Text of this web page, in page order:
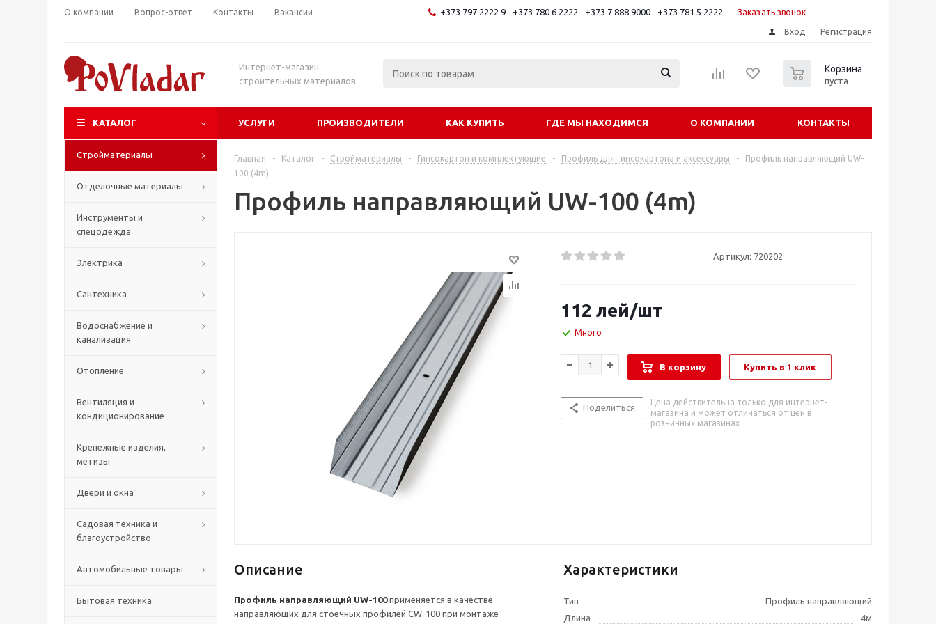
О компании Вопрос-ответ Контакты Вакансии +373 797 2222 9 +373 780 6 2222 +373 7 888 9000 +373 781 5 2222 Заказать звонок
Вход Регистрация
Интернет-магазин
строительных материалов
Корзина
пуста
КАТАЛОГ УСЛУГИ ПРОИЗВОДИТЕЛИ КАК КУПИТЬ ГДЕ МЫ НАХОДИМСЯ О КОМПАНИИ КОНТАКТЫ
Стройматериалы
Отделочные материалы
Инструменты и
спецодежда
Электрика
Сантехника
Водоснабжение и
канализация
Отопление
Вентиляция и
кондиционирование
Крепежные изделия,
метизы
Двери и окна
Садовая техника и
благоустройство
Автомобильные товары
Бытовая техника
Главная - Каталог - Стройматериалы - Гипсокартон и комплектующие - Профиль для гипсокартона и аксессуары -
Профиль направляющий UW-
100 (4m)
Профиль направляющий UW-100 (4m)
Артикул: 720202
112 лей/шт
Много
В корзину Купить в 1 клик
Поделиться
Цена действительна только для интернет-
магазина и может отличаться от цен в
розничных магазинах
Описание
Профиль направляющий UW-100применяется в качестве
направляющих для стоечных профилей CW-100 при монтаже
Характеристики
Тип
Профиль направляющий
Длина
4м